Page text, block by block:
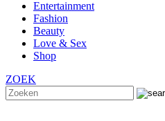
Entertainment
Fashion
Beauty
Love & Sex
Shop
ZOEK